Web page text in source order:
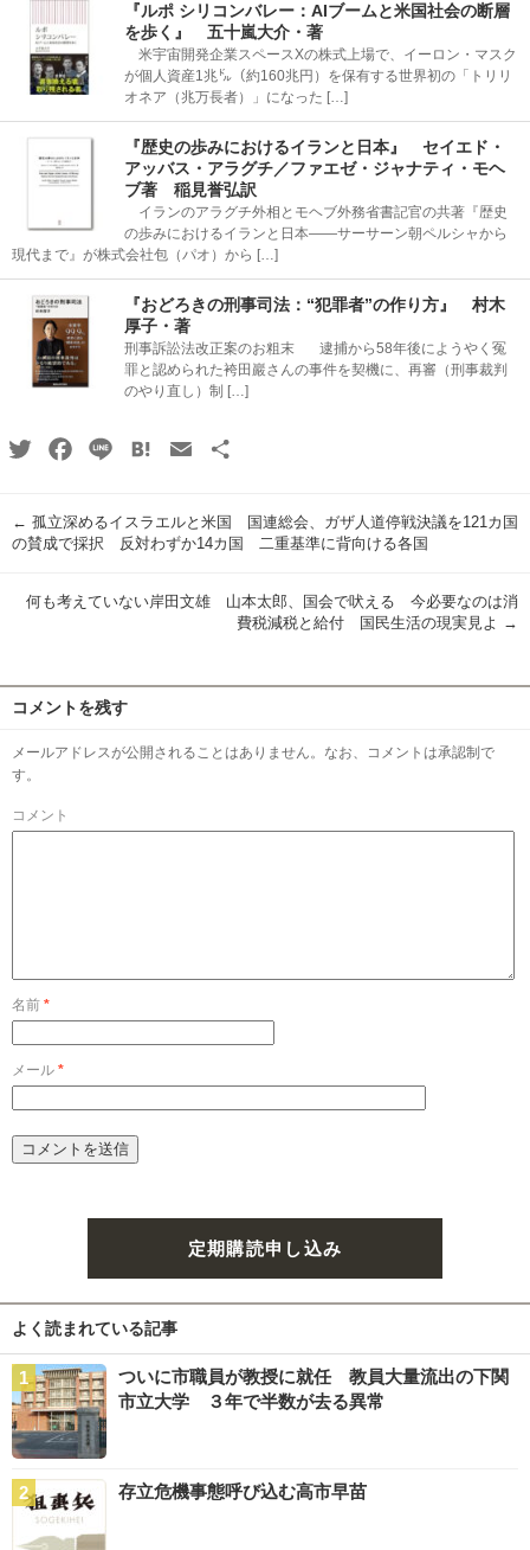
『ルポ シリコンバレー：AIブームと米国社会の断層
を歩く』 五十嵐大介・著
米宇宙開発企業スペースXの株式上場で、イーロン・マスク
が個人資産1兆㌦（約160兆円）を保有する世界初の「トリリ
オネア（兆万長者）」になった […]
『歴史の歩みにおけるイランと日本』 セイエド・
アッバス・アラグチ／ファエゼ・ジャナティ・モヘ
ブ著 稲見誉弘訳
イランのアラグチ外相とモヘブ外務省書記官の共著『歴史
の歩みにおけるイランと日本――サーサーン朝ペルシャから
現代まで』が株式会社包（パオ）から […]
『おどろきの刑事司法：“犯罪者”の作り方』 村木
厚子・著
刑事訴訟法改正案のお粗末 逮捕から58年後にようやく冤
罪と認められた袴田巖さんの事件を契機に、再審（刑事裁判
のやり直し）制 […]
TwitterFacebook
Line HatenaEmail
← 孤立深めるイスラエルと米国 国連総会、ガザ人道停戦決議を121カ国
の賛成で採択 反対わずか14カ国 二重基準に背向ける各国
何も考えていない岸田文雄 山本太郎、国会で吠える 今必要なのは消
費税減税と給付 国民生活の現実見よ
→
コメントを残す
メールアドレスが公開されることはありません。なお、コメントは承認制で
す。
コメント
名前 *
メール *
定期購読申し込み
よく読まれている記事
ついに市職員が教授に就任 教員大量流出の下関
市立大学 ３年で半数が去る異常
存立危機事態呼び込む高市早苗